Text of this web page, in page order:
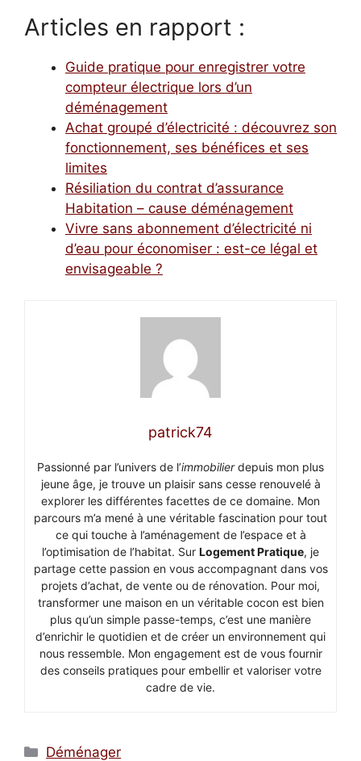
Articles en rapport :
Guide pratique pour enregistrer votre
compteur électrique lors d’un
déménagement
Achat groupé d’électricité : découvrez son
fonctionnement, ses bénéfices et ses
limites
Résiliation du contrat d’assurance
Habitation – cause déménagement
Vivre sans abonnement d’électricité ni
d’eau pour économiser : est-ce légal et
envisageable ?
patrick74
Passionné par l’univers de l’immobilierdepuis mon plus
jeune âge, je trouve un plaisir sans cesse renouvelé à
explorer les différentes facettes de ce domaine. Mon
parcours m’a mené à une véritable fascination pour tout
ce qui touche à l’aménagement de l’espace et à
l’optimisation de l’habitat. Sur Logement Pratique, je
partage cette passion en vous accompagnant dans vos
projets d’achat, de vente ou de rénovation. Pour moi,
transformer une maison en un véritable cocon est bien
plus qu’un simple passe-temps, c’est une manière
d’enrichir le quotidien et de créer un environnement qui
nous ressemble. Mon engagement est de vous fournir
des conseils pratiques pour embellir et valoriser votre
cadre de vie.
Catégories
Déménager